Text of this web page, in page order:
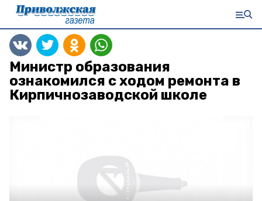
Министр образования
ознакомился с ходом ремонта в
Кирпичнозаводской школе